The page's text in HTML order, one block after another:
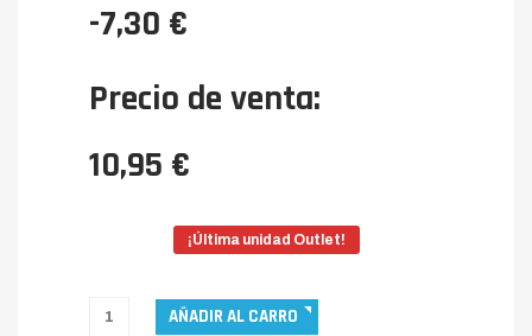
-7,30 €
Precio de venta:
10,95 €
¡Última unidad Outlet!